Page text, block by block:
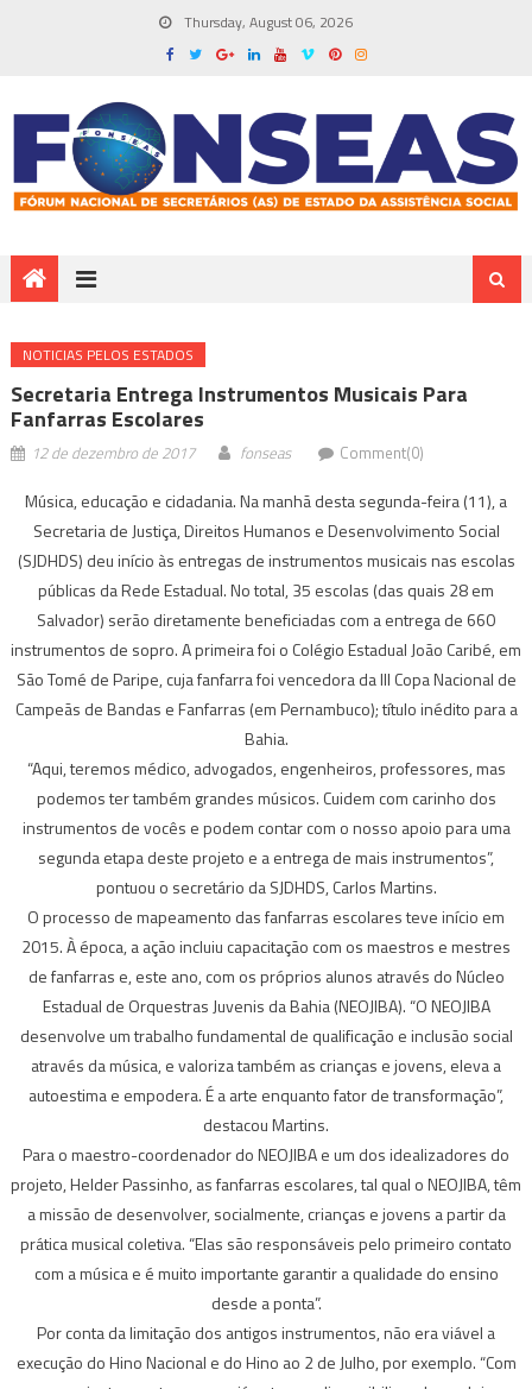
Thursday, August 06, 2026
NOTICIAS PELOS ESTADOS
Secretaria Entrega Instrumentos Musicais Para
Fanfarras Escolares
12 de dezembro de 2017 fonseas Comment(0)
Música, educação e cidadania. Na manhã desta segunda-feira (11), a
Secretaria de Justiça, Direitos Humanos e Desenvolvimento Social
(SJDHDS) deu início às entregas de instrumentos musicais nas escolas
públicas da Rede Estadual. No total, 35 escolas (das quais 28 em
Salvador) serão diretamente beneficiadas com a entrega de 660
instrumentos de sopro. A primeira foi o Colégio Estadual João Caribé, em
São Tomé de Paripe, cuja fanfarra foi vencedora da III Copa Nacional de
Campeãs de Bandas e Fanfarras (em Pernambuco); título inédito para a
Bahia.
“Aqui, teremos médico, advogados, engenheiros, professores, mas
podemos ter também grandes músicos. Cuidem com carinho dos
instrumentos de vocês e podem contar com o nosso apoio para uma
segunda etapa deste projeto e a entrega de mais instrumentos”,
pontuou o secretário da SJDHDS, Carlos Martins.
O processo de mapeamento das fanfarras escolares teve início em
2015. À época, a ação incluiu capacitação com os maestros e mestres
de fanfarras e, este ano, com os próprios alunos através do Núcleo
Estadual de Orquestras Juvenis da Bahia (NEOJIBA). “O NEOJIBA
desenvolve um trabalho fundamental de qualificação e inclusão social
através da música, e valoriza também as crianças e jovens, eleva a
autoestima e empodera. É a arte enquanto fator de transformação”,
destacou Martins.
Para o maestro-coordenador do NEOJIBA e um dos idealizadores do
projeto, Helder Passinho, as fanfarras escolares, tal qual o NEOJIBA, têm
a missão de desenvolver, socialmente, crianças e jovens a partir da
prática musical coletiva. “Elas são responsáveis pelo primeiro contato
com a música e é muito importante garantir a qualidade do ensino
desde a ponta”.
Por conta da limitação dos antigos instrumentos, não era viável a
execução do Hino Nacional e do Hino ao 2 de Julho, por exemplo. “Com